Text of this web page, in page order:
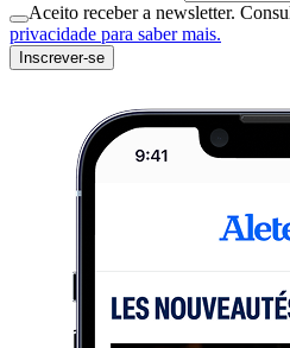
Aceito receber a newsletter.
privacidade para saber mais.
Inscrever-se